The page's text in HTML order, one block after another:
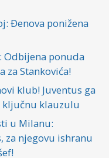
Đenova ponižena
Odbijena ponuda
za Stankovića!
klub! Juventus ga
ključnu klauzulu
u Milanu:
za njegovu ishranu